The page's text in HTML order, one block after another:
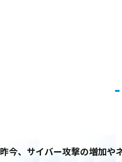
昨今、サイバー攻撃の増加や